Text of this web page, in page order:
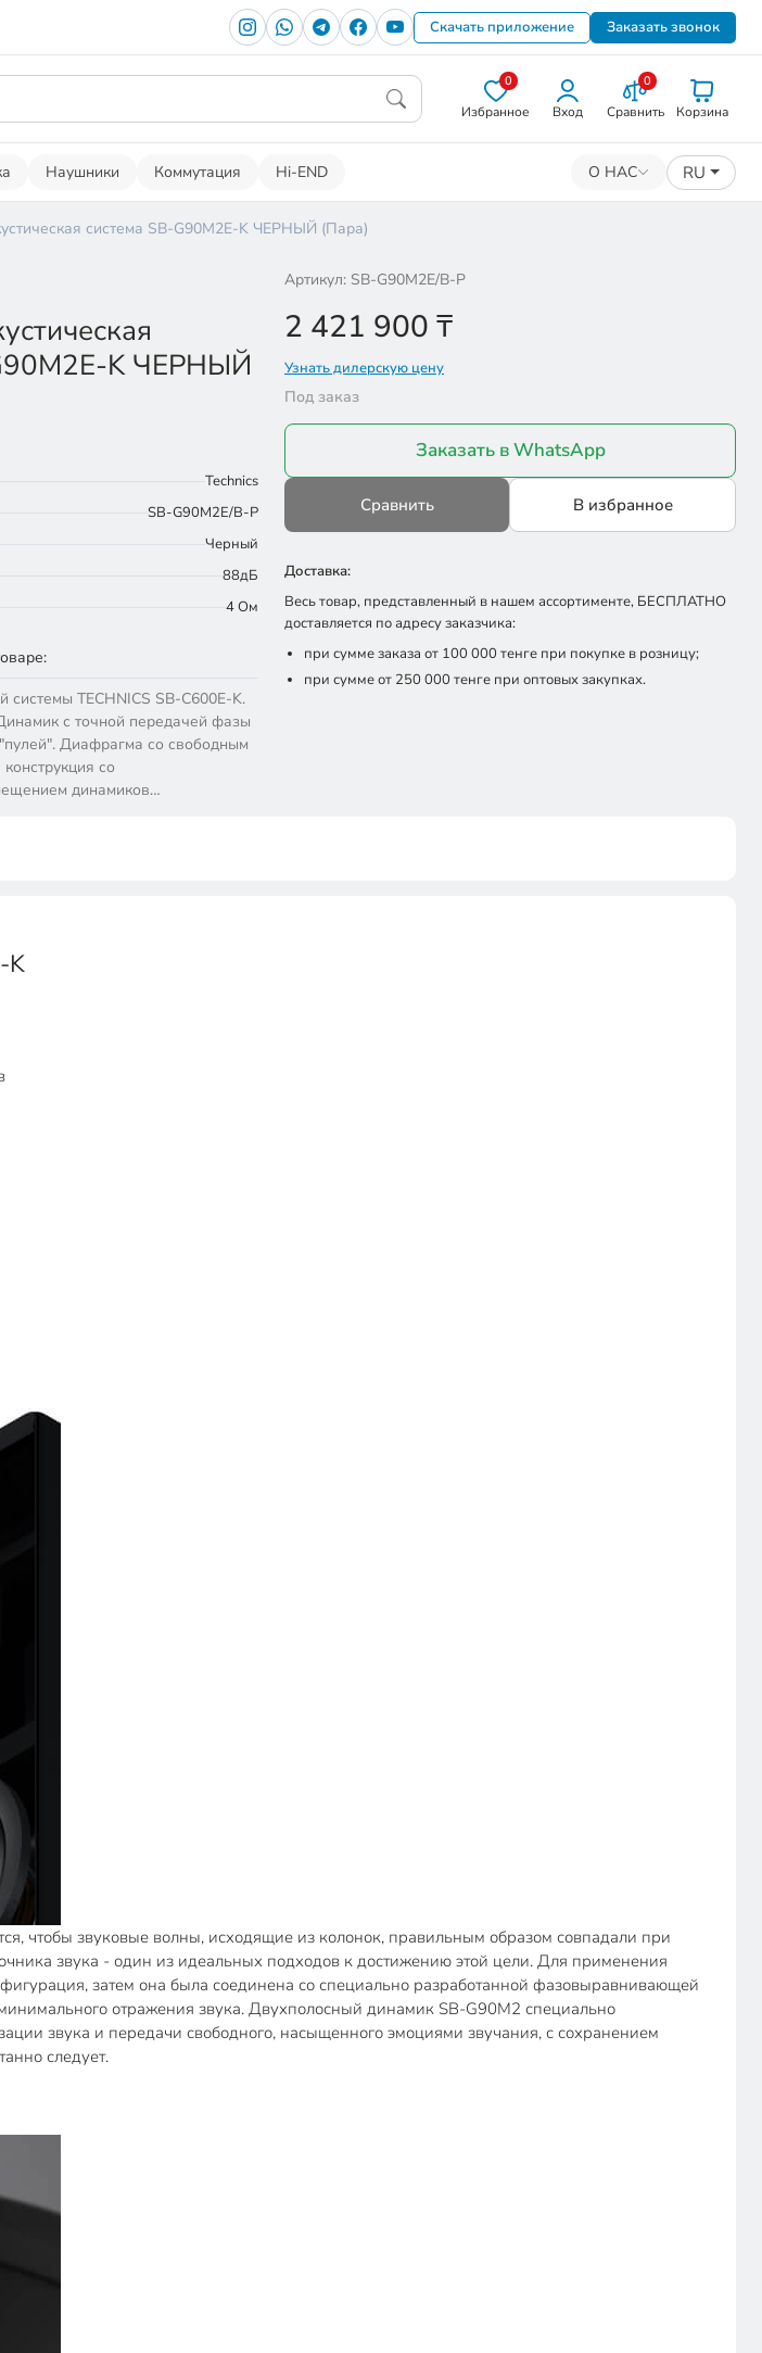
Скачать приложение Заказать звонок
0
Избранное Вход
0
Сравнить Корзина
Наушники Коммутация Hi-END О НАС RU
система SB-G90M2E-K ЧЕРНЫЙ (Пара)
K ЧЕРНЫЙ
Technics
SB-G90M2E/B-P
Черный
88дБ
4 Ом
системы TECHNICS SB-C600E-K.
с точной передачей фазы
Диафрагма со свободным
со
динамиков…
Артикул: SB-G90M2E/B-P
2 421 900 ₸
Узнать дилерскую цену
Под заказ
Заказать в WhatsApp
Сравнить В избранное
Доставка:
Весь товар, представленный в нашем ассортименте, БЕСПЛАТНО
доставляется по адресу заказчика:
при сумме заказа от 100 000 тенге при покупке в розницу;
при сумме от 250 000 тенге при оптовых закупках.
K
чтобы звуковые волны, исходящие из колонок, правильным образом совпадали при
звука - один из идеальных подходов к достижению этой цели. Для применения
затем она была соединена со специально разработанной фазовыравнивающей
отражения звука. Двухполосный динамик SB-G90M2 специально
звука и передачи свободного, насыщенного эмоциями звучания, с сохранением
следует.